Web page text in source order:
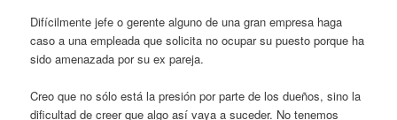
Difícilmente jefe o gerente alguno de una gran empresa haga
caso a una empleada que solicita no ocupar su puesto porque ha
sido amenazada por su ex pareja.
Creo que no sólo está la presión por parte de los dueños, sino la
dificultad de creer que algo así vaya a suceder. No tenemos